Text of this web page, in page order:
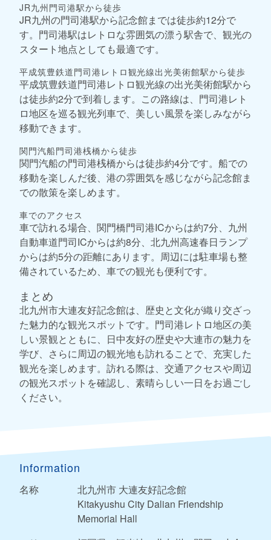
JR九州門司港駅から徒歩
JR九州の門司港駅から記念館までは徒歩約12分で
す。門司港駅はレトロな雰囲気の漂う駅舎で、観光の
スタート地点としても最適です。
平成筑豊鉄道門司港レトロ観光線出光美術館駅から徒歩
平成筑豊鉄道門司港レトロ観光線の出光美術館駅から
は徒歩約2分で到着します。この路線は、門司港レト
ロ地区を巡る観光列車で、美しい風景を楽しみながら
移動できます。
関門汽船門司港桟橋から徒歩
関門汽船の門司港桟橋からは徒歩約4分です。船での
移動を楽しんだ後、港の雰囲気を感じながら記念館ま
での散策を楽しめます。
車でのアクセス
車で訪れる場合、関門橋門司港ICからは約7分、九州
自動車道門司ICからは約8分、北九州高速春日ランプ
からは約5分の距離にあります。周辺には駐車場も整
備されているため、車での観光も便利です。
まとめ
北九州市大連友好記念館は、歴史と文化が織り交ざっ
た魅力的な観光スポットです。門司港レトロ地区の美
しい景観とともに、日中友好の歴史や大連市の魅力を
学び、さらに周辺の観光地も訪れることで、充実した
観光を楽しめます。訪れる際は、交通アクセスや周辺
の観光スポットを確認し、素晴らしい一日をお過ごし
ください。
Information
名称
北九州市 大連友好記念館
Kitakyushu City Dalian Friendship
Memorial Hall